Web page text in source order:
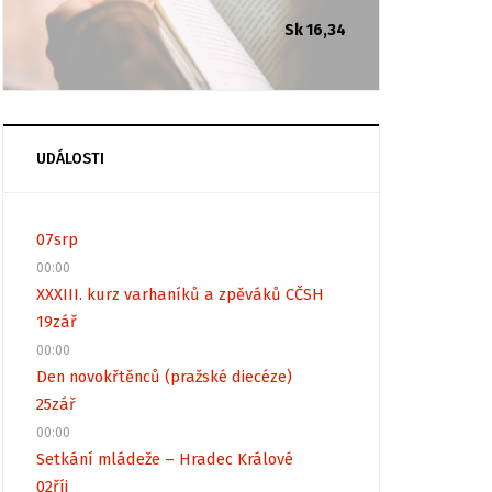
Sk 16,34
UDÁLOSTI
07srp
00:00
XXXIII. kurz varhaníků a zpěváků CČSH
19zář
00:00
Den novokřtěnců (pražské diecéze)
25zář
00:00
Setkání mládeže – Hradec Králové
02říj